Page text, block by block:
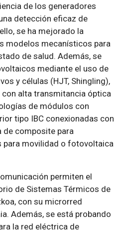
de los generadores
detección eficaz de
se ha mejorado la
modelos mecanísticos para
de salud. Además, se
mediante el uso de
y células (HJT, Shingling),
alta transmitancia óptica
de módulos con
tipo IBC conexionadas con
de composite para
movilidad o fotovoltaica
permiten el
de Sistemas Térmicos de
con su microrred
Además, se está probando
la red eléctrica de